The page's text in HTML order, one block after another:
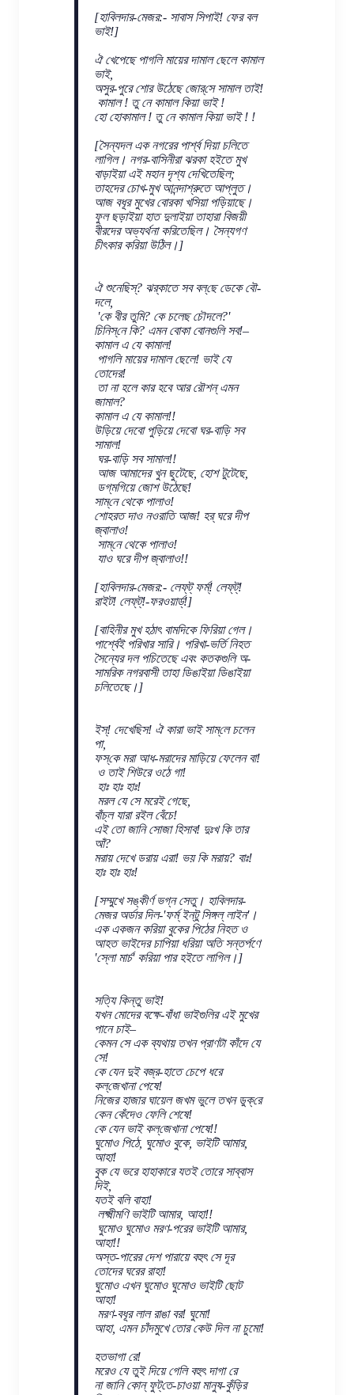
[হাবিলদার-মেজর:- সাবাস সিপাই! ফের বল
ভাই!]
ঐ খেপেছে পাগলি মায়ের দামাল ছেলে কামাল
ভাই,
অসুর-পুরে শোর উঠেছে জোর্‌সে সামাল তাই!
কামাল ! তু নে কামাল কিয়া ভাই !
হো হোকামাল ! তু নে কামাল কিয়া ভাই ! !
[সৈন্যদল এক নগরের পার্শ্ব দিয়া চলিতে
লাগিল। নগর-বাসিনীরা ঝরকা হইতে মুখ
বাড়াইয়া এই মহান দৃশ্য দেখিতেছিল;
তাহদের চোখ-মুখ আনন্দাশ্রুতে আপ্লুত।
আজ বধূর মুখের বোরকা খসিয়া পড়িয়াছে।
ফুল ছড়াইয়া হাত দুলাইয়া তাহারা বিজয়ী
বীরদের অভ্যর্থনা করিতেছিল। সৈন্যগণ
চীৎকার করিয়া উঠিল।]
ঐ শুনেছিস্‌? ঝর্‌কাতে সব বল্‌ছে ডেকে বৌ-
দলে,
'কে বীর তুমি? কে চলেছ চৌদলে?'
চিনিস্‌নে কি? এমন বোকা বোনগুলি সব!–
কামাল এ যে কামাল!
পাগলি মায়ের দামাল ছেলে! ভাই যে
তোদের!
তা না হলে কার হবে আর রৌশন্ এমন
জামাল?
কামাল এ যে কামাল!!
উড়িয়ে দেবো পুড়িয়ে দেবো ঘর-বাড়ি সব
সামাল!
ঘর-বাড়ি সব সামাল!!
আজ আমাদের খুন ছুটেছে, হোশ টুটেছে,
ডগ্‌মগিয়ে জোশ উঠেছে!
সাম্‌নে থেকে পালাও!
শোহরত দাও নওরাতি আজ! হর্‌ ঘরে দীপ
জ্বালাও!
সাম্‌নে থেকে পালাও!
যাও ঘরে দীপ জ্বালাও!!
[হাবিলদার-মেজর:- লেফ্‌ট্ ফর্ম্! লেফ্‌ট্!
রাইট! লেফ্‌ট্!-ফরওয়ার্ড্!]
[বাহিনীর মুখ হঠাৎ বামদিকে ফিরিয়া গেল।
পার্শ্বেই পরিখার সারি। পরিখা-ভর্তি নিহত
সৈন্যের দল পচিতেছে এবং কতকগুলি অ-
সামরিক নগরবাসী তাহা ডিঙাইয়া ডিঙাইয়া
চলিতেছে।]
ইস্! দেখেছিস! ঐ কারা ভাই সাম্‌লে চলেন
পা,
ফস্‌কে মরা আধ-মরাদের মাড়িয়ে ফেলেন বা!
ও তাই শিউরে ওঠে গা!
হাঃ হাঃ হাঃ!
মরল যে সে মরেই গেছে,
বাঁচ্‌ল যারা রইল বেঁচে!
এই তো জানি সোজা হিসাব! দুঃখ কি তার
আঁ?
মরায় দেখে ডরায় এরা! ভয় কি মরায়? বাঃ!
হাঃ হাঃ হাঃ!
[সম্মুখে সঙ্কীর্ণ ভগ্ন সেতু। হাবিলদার-
মেজর অর্ডার দিল-'ফর্ম্ ইন্‌টু সিঙ্গল্‌ লাইন'।
এক একজন করিয়া বুকের পিঠের নিহত ও
আহত ভাইদের চাপিয়া ধরিয়া অতি সন্তর্পণে
'স্লো মার্চ' করিয়া পার হইতে লাগিল।]
সত্যি কিন্তু ভাই!
যখন মোদের বক্ষে-বাঁধা ভাইগুলির এই মুখের
পানে চাই–
কেমন সে এক ব্যথায় তখন প্রাণটা কাঁদে যে
সে!
কে যেন দুই বজ্র-হাতে চেপে ধরে
কল্‌জেখানা পেষে!
নিজের হাজার ঘায়েল জখম ভুলে তখন ডুক্‌রে
কেন কেঁদেও ফেলি শেষে!
কে যেন ভাই কল্‌জেখানা পেষে!!
ঘুমোও পিঠে, ঘুমোও বুকে, ভাইটি আমার,
আহা!
বুক যে ভরে হাহাকারে যতই তোরে সাব্বাস
দিই,
যতই বলি বাহা!
লক্ষ্মীমণি ভাইটি আমার, আহা!!
ঘুমোও ঘুমোও মরণ-পরের ভাইটি আমার,
আহা!!
অস্ত-পারের দেশ পারায়ে বহুৎ সে দূর
তোদের ঘরের রাহা!
ঘুমোও এখন ঘুমোও ঘুমোও ভাইটি ছোট
আহা!
মরণ-বধূর লাল রাঙা বর! ঘুমো!
আহা, এমন চাঁদমুখে তোর কেউ দিল না চুমো!
হতভাগা রে!
মরেও যে তুই দিয়ে গেলি বহুৎ দাগা রে
না জানি কোন্ ফুট্‌তে-চাওয়া মানুষ-কুঁড়ির